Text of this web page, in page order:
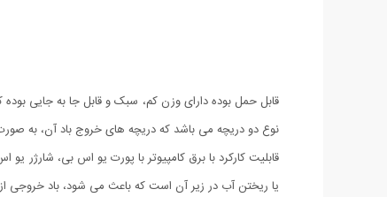
قابل حمل بوده دارای وزن کم، سبک و قابل جا به جایی بوده
نوع دو دریچه می باشد که دریچه های خروج باد آن، به
یا ریختن آب در زیر آن است که باعث می شود، باد خروجی